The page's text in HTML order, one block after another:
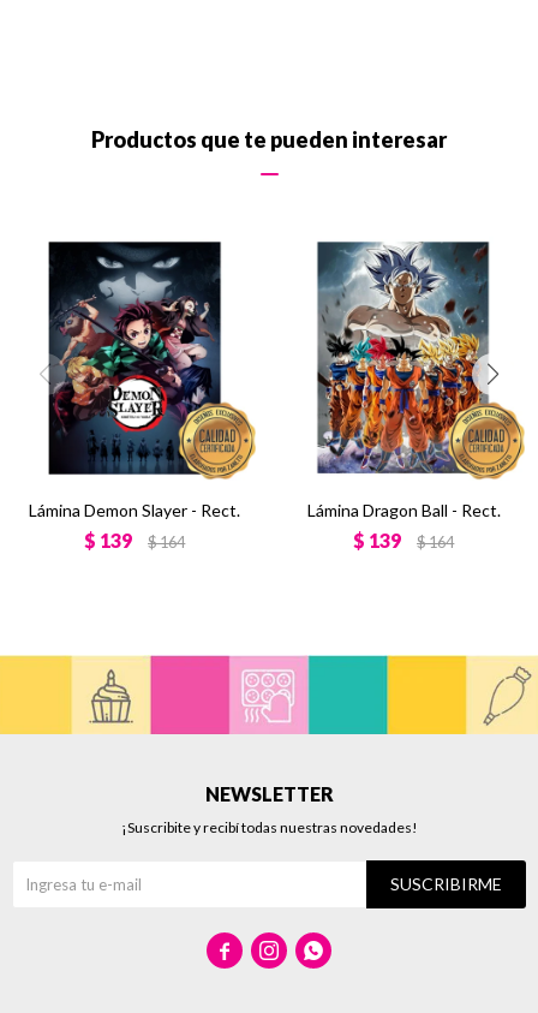
Productos que te pueden interesar
Lámina Demon Slayer - Rect.
$ 139 $164
Lámina Dragon Ball - Rect.
$ 139 $164
NEWSLETTER
¡Suscribite y recibí todas nuestras novedades!
SUSCRIBIRME
  